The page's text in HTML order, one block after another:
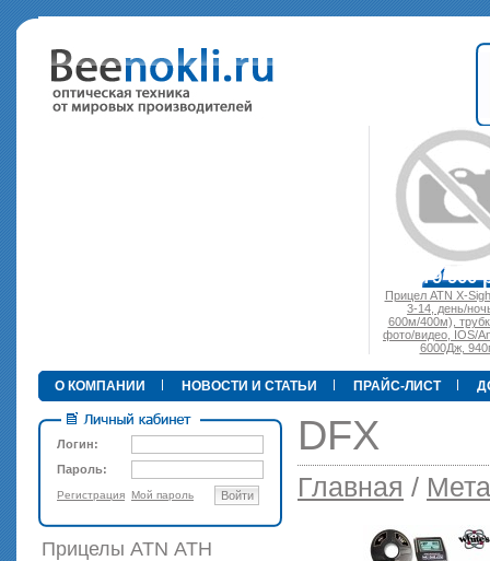
•
79 900 р.
Прицел ATN X-Sight-4k
3-14, день/ночь (до
600м/400м), трубка
фото/видео, IOS/
6000Дж, 940гр.
О КОМПАНИИ НОВОСТИ И СТАТЬИ ПРАЙС-ЛИСТ
Логин:
Пароль:
Регистрация Мой пароль Войти
Прицелы ATN АТН
DFX
Главная /